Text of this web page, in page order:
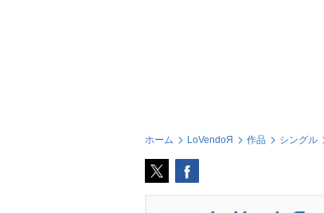
ホーム LoVendoЯ 作品 シングル